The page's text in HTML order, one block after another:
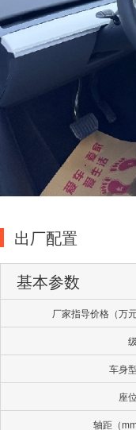
出厂配置
基本参数
厂家指导价格（万元
车身
座
轴距（mm